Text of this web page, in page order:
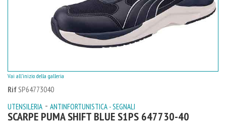
Rif SP64773040
UTENSILERIA - ANTINFORTUNISTICA - SEGNALI
SCARPE PUMA SHIFT BLUE S1PS 647730-40
Vai all'inizio della galleria